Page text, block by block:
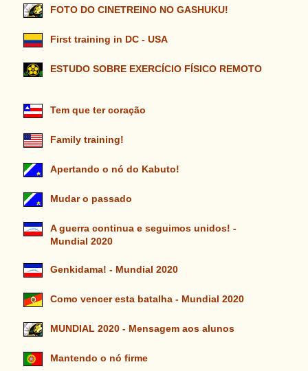
FOTO DO CINETREINO NO GASHUKU!
First training in DC - USA
ESTUDO SOBRE EXERCÍCIO FÍSICO REMOTO
Tem que ter coração
Family training!
Apertando o nó do Kabuto!
Mudar o passado
A guerra continua e seguimos unidos! -
Mundial 2020
Genkidama! - Mundial 2020
Como vencer esta batalha - Mundial 2020
MUNDIAL 2020 - Mensagem aos alunos
Mantendo o nó firme